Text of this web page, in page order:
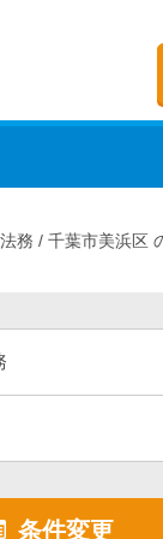
務 千葉市美浜区
条件変更